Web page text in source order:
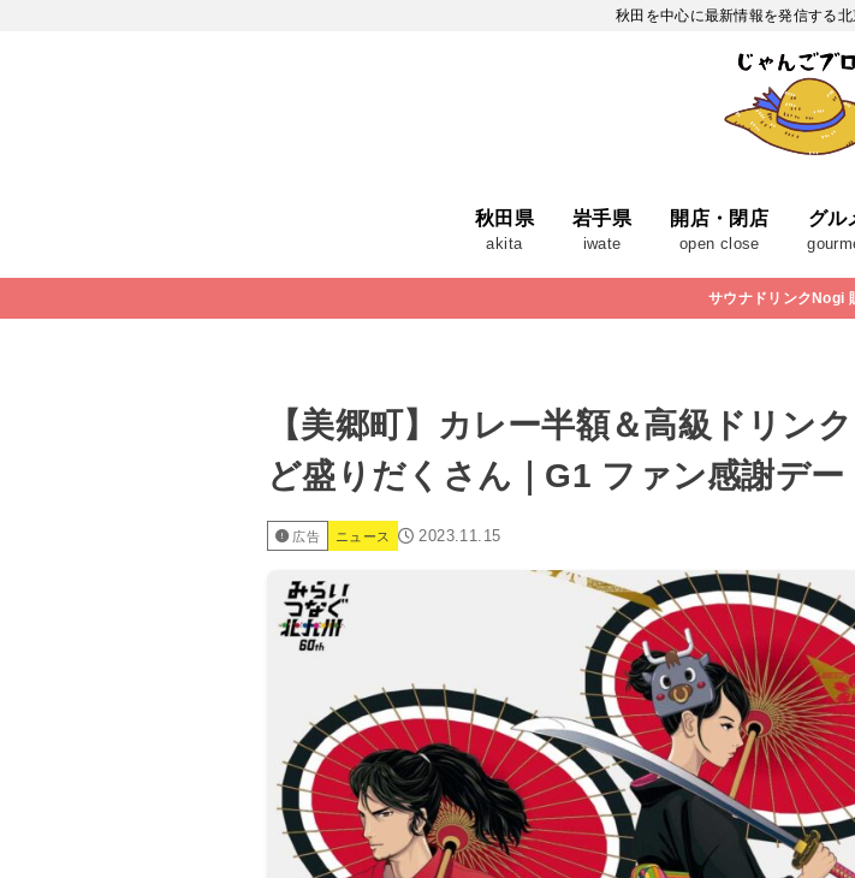
秋田を中心に最新情報を発信する
秋田県
akita
岩手県
iwate
開店・閉店
open close
グル
サウナドリンクNogi
【美郷町】カレー半額＆高級ドリン
ど盛りだくさん｜G1 ファン感謝デ
広告 ニュース 2023.11.15